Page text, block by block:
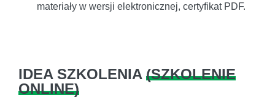
materiały w wersji elektronicznej, certyfikat PDF.
IDEA SZKOLENIA (SZKOLENIE
ONLINE)